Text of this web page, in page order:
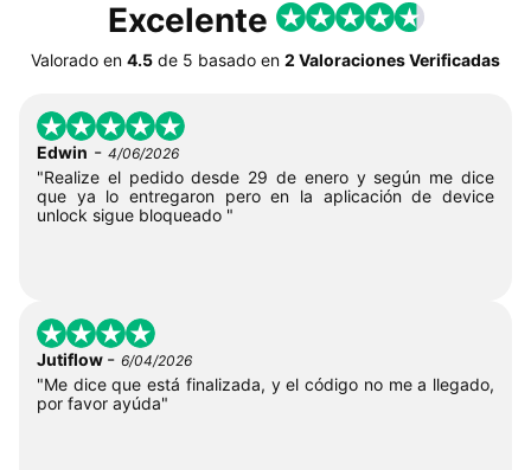
Excelente
Valorado en 4.5 de 5 basado en 2 Valoraciones Verificadas
Edwin - 4/06/2026
"Realize el pedido desde 29 de enero y según me dice
que ya lo entregaron pero en la aplicación de device
unlock sigue bloqueado "
Jutiflow - 6/04/2026
"Me dice que está finalizada, y el código no me a llegado,
por favor ayúda"